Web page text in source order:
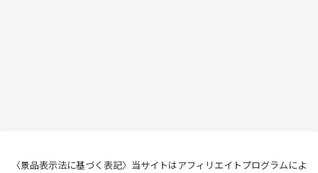
〈景品表示法に基づく表記〉当サイトはアフィリエイトプログラムによ